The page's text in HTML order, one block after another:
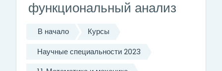
функциональный анализ
В начало Курсы
Научные специальности 2023